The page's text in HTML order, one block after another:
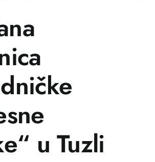
u Tuzli